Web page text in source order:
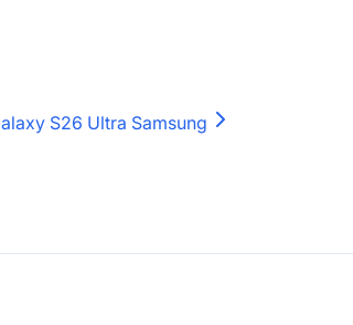
S26 Ultra Samsung